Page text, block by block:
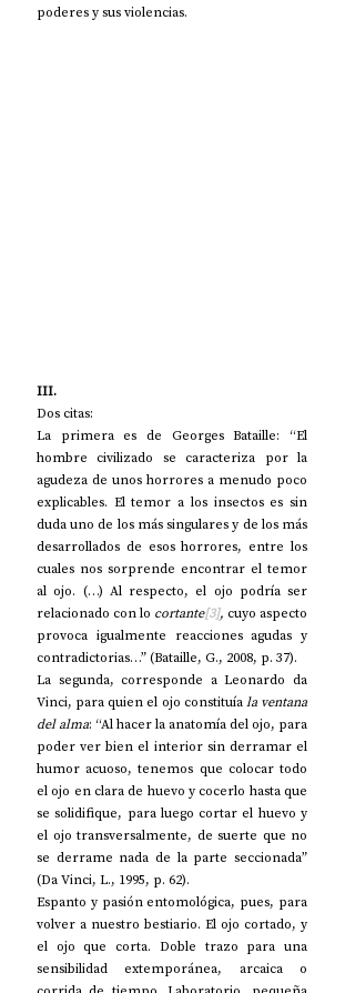
poderes y sus violencias.
III.
Dos citas:
La primera es de Georges Bataille: “El
hombre civilizado se caracteriza por la
agudeza de unos horrores a menudo poco
explicables. El temor a los insectos es sin
duda uno de los más singulares y de los más
desarrollados de esos horrores, entre los
cuales nos sorprende encontrar el temor
al ojo. (…) Al respecto, el ojo podría ser
relacionado con lo cortante[3], cuyo aspecto
provoca igualmente reacciones agudas y
contradictorias…” (Bataille, G., 2008, p. 37).
La segunda, corresponde a Leonardo da
Vinci, para quien el ojo constituía la ventana
del alma: “Al hacer la anatomía del ojo, para
poder ver bien el interior sin derramar el
humor acuoso, tenemos que colocar todo
el ojo en clara de huevo y cocerlo hasta que
se solidifique, para luego cortar el huevo y
el ojo transversalmente, de suerte que no
se derrame nada de la parte seccionada”
(Da Vinci, L., 1995, p. 62).
Espanto y pasión entomológica, pues, para
volver a nuestro bestiario. El ojo cortado, y
el ojo que corta. Doble trazo para una
sensibilidad extemporánea, arcaica o